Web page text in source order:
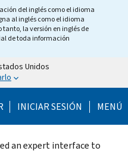
del inglés como el idioma
al inglés como el idioma
tanto, la versión en inglés de
de toda información
Unidos
INICIAR SESIÓN MENÚ
an expert interface to